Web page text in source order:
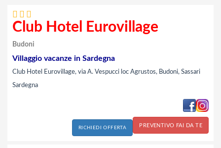
Club Hotel Eurovillage
Budoni
Villaggio vacanze in Sardegna
Club Hotel Eurovillage, via A. Vespucci loc Agrustos, Budoni, Sassari
Sardegna
PREVENTIVO FAI DA TE
RICHIEDI OFFERTA